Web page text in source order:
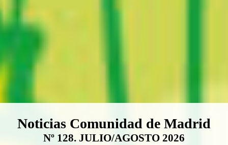
Boletín Noticias Comunidad de
Noticias Comunidad de Madrid
Nº 128. JULIO/AGOSTO 2026